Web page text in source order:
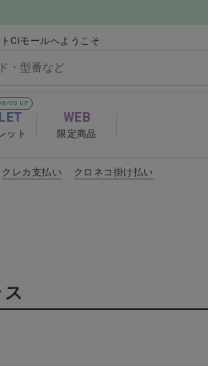
Ciモールへようこそ
すすめアイテム
03 UP
ット
WEB
限定商品
クレカ支払い クロネコ掛け払い